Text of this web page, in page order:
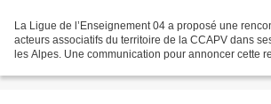
La Ligue de l’Enseignement 04 a proposé une
acteurs associatifs du territoire de la CCAPV dans
les Alpes. Une communication pour annoncer cette